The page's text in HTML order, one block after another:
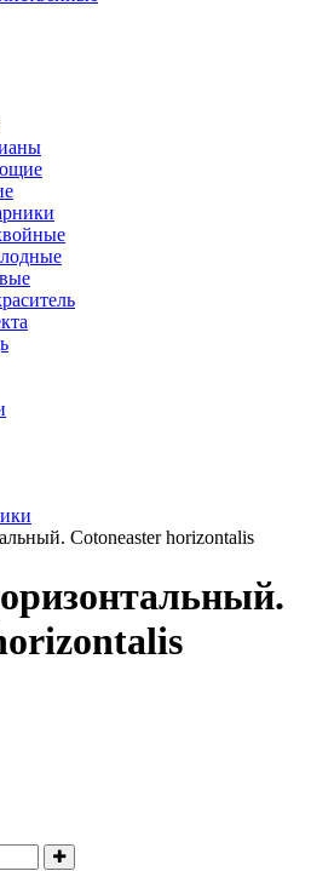
Cotoneaster horizontalis